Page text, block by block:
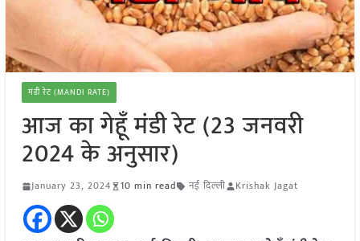
मंडी रेट (MANDI RATE)
आज का गेहूँ मंडी रेट (23 जनवरी
2024 के अनुसार)
January 23, 2024 10 min read नई दिल्ली Krishak Jagat